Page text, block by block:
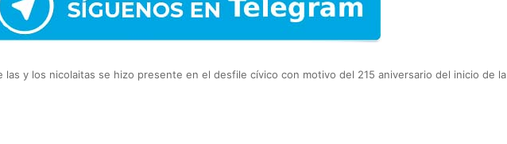
las y los nicolaitas se hizo presente en el desfile cívico con motivo del 215 aniversario del inicio de la